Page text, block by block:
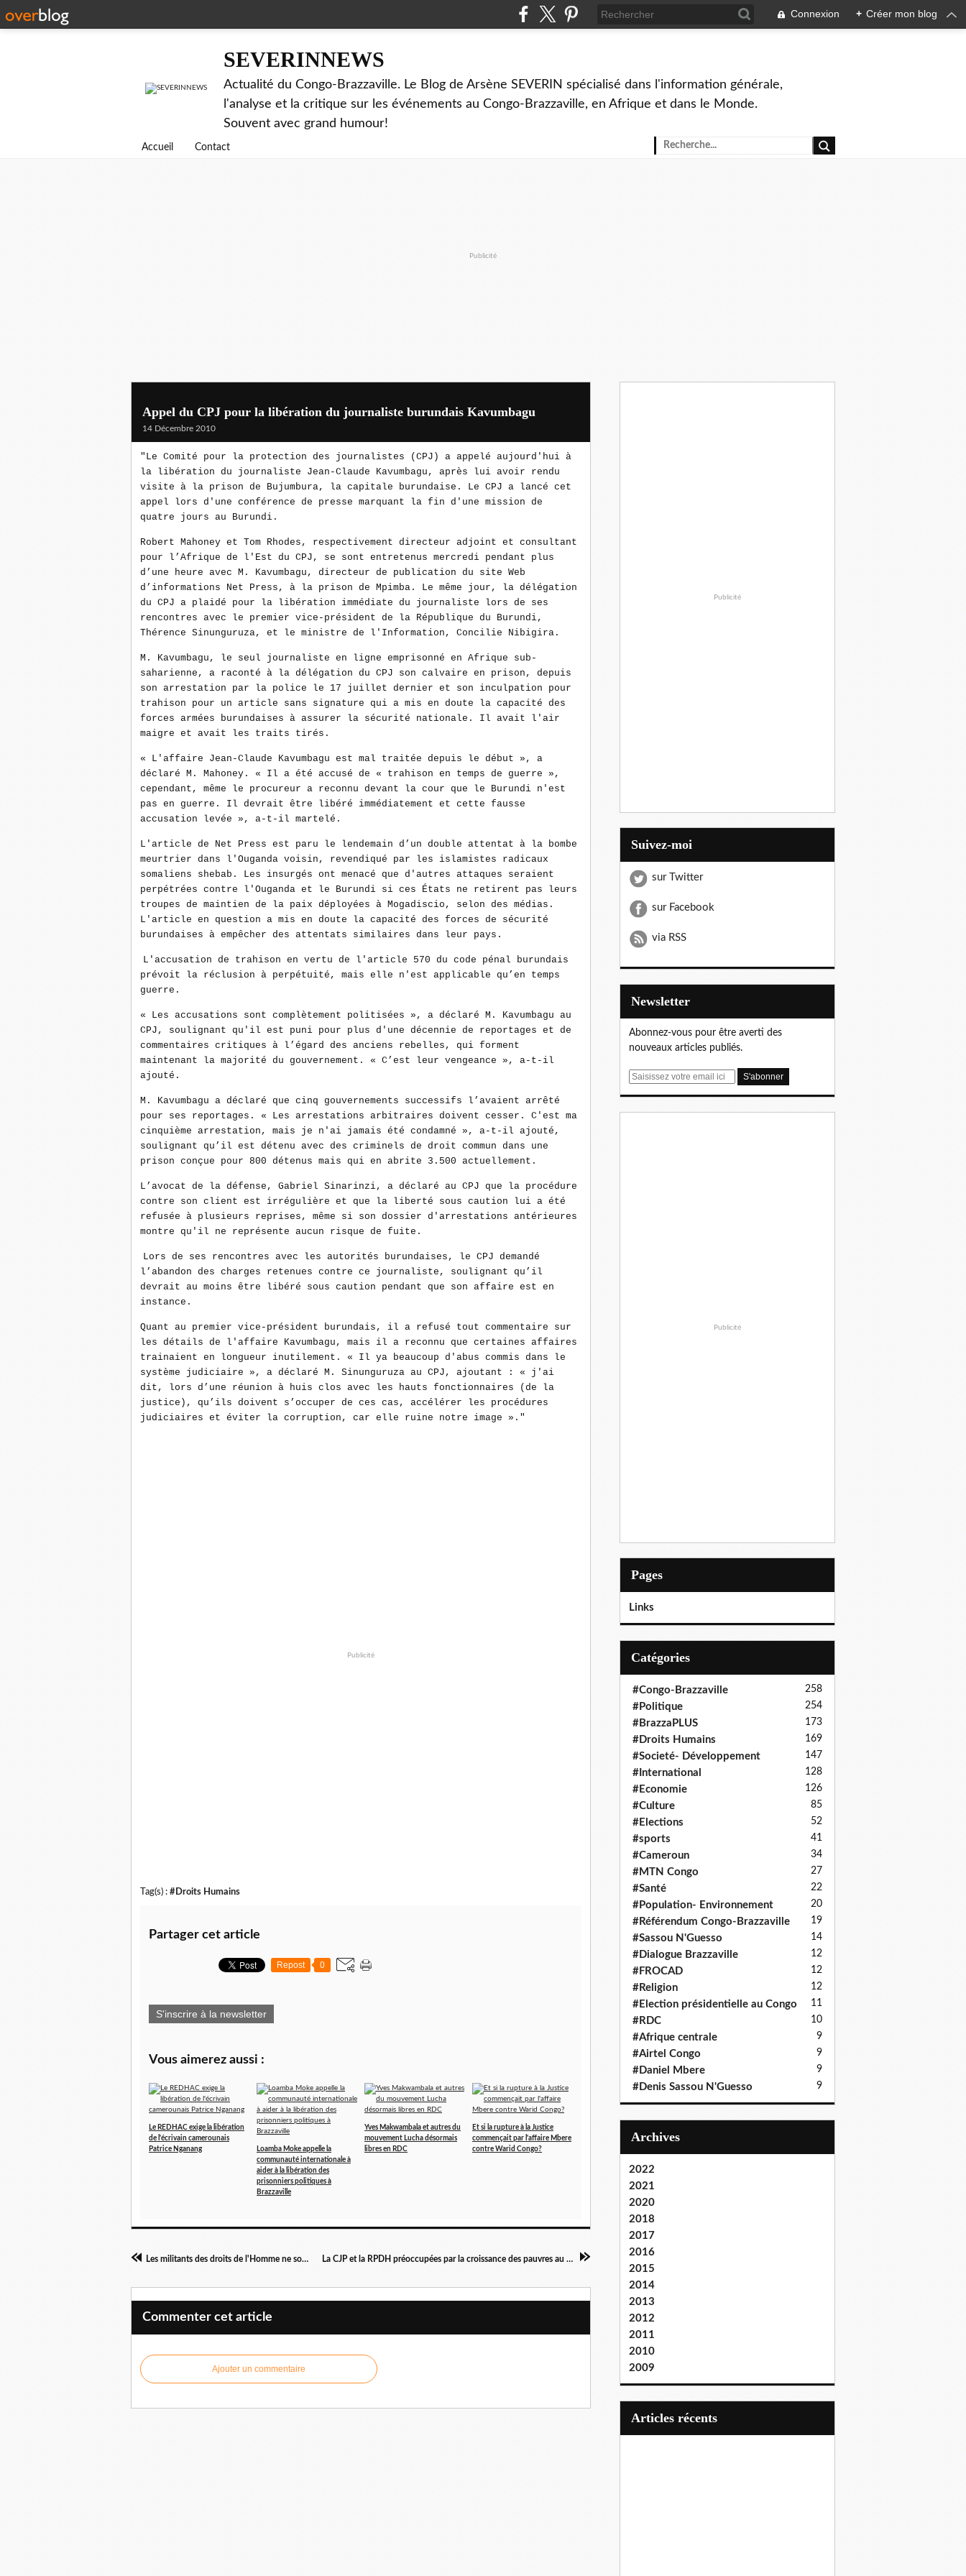
Connexion + Créer mon blog
SEVERINNEWS
Actualité du Congo-Brazzaville. Le Blog de Arsène SEVERIN spécialisé dans l'information générale,
l'analyse et la critique sur les événements au Congo-Brazzaville, en Afrique et dans le Monde.
Souvent avec grand humour!
Accueil Contact
Publicité
Appel du CPJ pour la libération du journaliste burundais Kavumbagu
14 Décembre 2010
"Le Comité pour la protection des journalistes (CPJ) a appelé aujourd'hui à
la libération du journaliste Jean-Claude Kavumbagu, après lui avoir rendu
visite à la prison de Bujumbura, la capitale burundaise. Le CPJ a lancé cet
appel lors d'une conférence de presse marquant la fin d'une mission de
quatre jours au Burundi.
Robert Mahoney et Tom Rhodes, respectivement directeur adjoint et consultant
pour l’Afrique de l'Est du CPJ, se sont entretenus mercredi pendant plus
d’une heure avec M. Kavumbagu, directeur de publication du site Web
d’informations Net Press, à la prison de Mpimba. Le même jour, la délégation
du CPJ a plaidé pour la libération immédiate du journaliste lors de ses
rencontres avec le premier vice-président de la République du Burundi,
Thérence Sinunguruza, et le ministre de l'Information, Concilie Nibigira.
M. Kavumbagu, le seul journaliste en ligne emprisonné en Afrique sub-
saharienne, a raconté à la délégation du CPJ son calvaire en prison, depuis
son arrestation par la police le 17 juillet dernier et son inculpation pour
trahison pour un article sans signature qui a mis en doute la capacité des
forces armées burundaises à assurer la sécurité nationale. Il avait l'air
maigre et avait les traits tirés.
« L'affaire Jean-Claude Kavumbagu est mal traitée depuis le début », a
déclaré M. Mahoney. « Il a été accusé de « trahison en temps de guerre »,
cependant, même le procureur a reconnu devant la cour que le Burundi n'est
pas en guerre. Il devrait être libéré immédiatement et cette fausse
accusation levée », a-t-il martelé.
L'article de Net Press est paru le lendemain d’un double attentat à la bombe
meurtrier dans l'Ouganda voisin, revendiqué par les islamistes radicaux
somaliens shebab. Les insurgés ont menacé que d'autres attaques seraient
perpétrées contre l'Ouganda et le Burundi si ces États ne retirent pas leurs
troupes de maintien de la paix déployées à Mogadiscio, selon des médias.
L'article en question a mis en doute la capacité des forces de sécurité
burundaises à empêcher des attentats similaires dans leur pays.
L'accusation de trahison en vertu de l'article 570 du code pénal burundais
prévoit la réclusion à perpétuité, mais elle n'est applicable qu’en temps
guerre.
« Les accusations sont complètement politisées », a déclaré M. Kavumbagu au
CPJ, soulignant qu'il est puni pour plus d'une décennie de reportages et de
commentaires critiques à l’égard des anciens rebelles, qui forment
maintenant la majorité du gouvernement. « C’est leur vengeance », a-t-il
ajouté.
M. Kavumbagu a déclaré que cinq gouvernements successifs l’avaient arrêté
pour ses reportages. « Les arrestations arbitraires doivent cesser. C'est ma
cinquième arrestation, mais je n'ai jamais été condamné », a-t-il ajouté,
soulignant qu’il est détenu avec des criminels de droit commun dans une
prison conçue pour 800 détenus mais qui en abrite 3.500 actuellement.
L’avocat de la défense, Gabriel Sinarinzi, a déclaré au CPJ que la procédure
contre son client est irrégulière et que la liberté sous caution lui a été
refusée à plusieurs reprises, même si son dossier d'arrestations antérieures
montre qu'il ne représente aucun risque de fuite.
Lors de ses rencontres avec les autorités burundaises, le CPJ demandé
l’abandon des charges retenues contre ce journaliste, soulignant qu’il
devrait au moins être libéré sous caution pendant que son affaire est en
instance.
Quant au premier vice-président burundais, il a refusé tout commentaire sur
les détails de l'affaire Kavumbagu, mais il a reconnu que certaines affaires
trainaient en longueur inutilement. « Il ya beaucoup d'abus commis dans le
système judiciaire », a déclaré M. Sinunguruza au CPJ, ajoutant : « j'ai
dit, lors d’une réunion à huis clos avec les hauts fonctionnaires (de la
justice), qu’ils doivent s’occuper de ces cas, accélérer les procédures
judiciaires et éviter la corruption, car elle ruine notre image »."
Publicité
Tag(s) : #Droits Humains
Partager cet article
Repost 0
S'inscrire à la newsletter
Vous aimerez aussi :
Le REDHAC exige la libération
de l'écrivain camerounais
Patrice Nganang
Loamba Moke appelle la
communauté internationale à
aider à la libération des
prisonniers politiques à
Brazzaville
Yves Makwambala et autres du
mouvement Lucha désormais
libres en RDC
Et si la rupture à la Justice
commençait par l'affaire Mbere
contre Warid Congo?
Les militants des droits de l'Homme ne sont pas vos énnemis ! La CJP et la RPDH préoccupées par la croissance des pauvres au Congo, malgré les richesses!
Commenter cet article
Ajouter un commentaire
Publicité
Suivez-moi
sur Twitter
sur Facebook
via RSS
Newsletter
Abonnez-vous pour être averti des
nouveaux articles publiés.
E
Publicité
Pages
Links
Catégories
#Congo-Brazzaville 258
#Politique 254
#BrazzaPLUS 173
#Droits Humains 169
#Societé- Développement 147
#International 128
#Economie 126
#Culture 85
#Elections 52
#sports 41
#Cameroun 34
#MTN Congo 27
#Santé 22
#Population- Environnement 20
#Référendum Congo-Brazzaville 19
#Sassou N'Guesso 14
#Dialogue Brazzaville 12
#FROCAD 12
#Religion 12
#Election présidentielle au Congo 11
#RDC 10
#Afrique centrale 9
#Airtel Congo 9
#Daniel Mbere 9
#Denis Sassou N'Guesso 9
Archives
2022
2021
2020
2018
2017
2016
2015
2014
2013
2012
2011
2010
2009
articles récents